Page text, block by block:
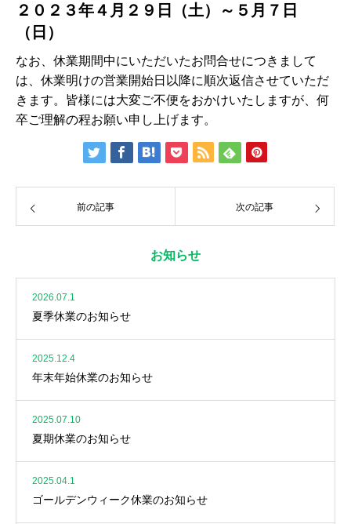
２０２３年４月２９日（土）～５月７日
（日）
なお、休業期間中にいただいたお問合せにつきまして
は、休業明けの営業開始日以降に順次返信させていただ
きます。皆様には大変ご不便をおかけいたしますが、何
卒ご理解の程お願い申し上げます。
前の記事 次の記事
お知らせ
2026.07.1
夏季休業のお知らせ
2025.12.4
年末年始休業のお知らせ
2025.07.10
夏期休業のお知らせ
2025.04.1
ゴールデンウィーク休業のお知らせ